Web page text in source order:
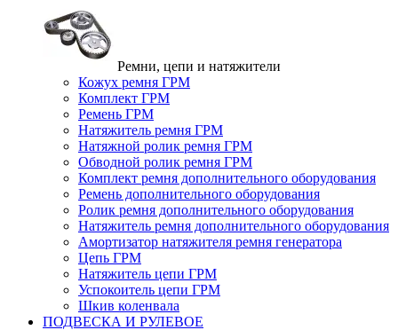
Ремни, цепи и натяжители
Кожух ремня ГРМ
Комплект ГРМ
Ремень ГРМ
Натяжитель ремня ГРМ
Натяжной ролик ремня ГРМ
Обводной ролик ремня ГРМ
Комплект ремня дополнительного оборудования
Ремень дополнительного оборудования
Ролик ремня дополнительного оборудования
Натяжитель ремня дополнительного оборудования
Амортизатор натяжителя ремня генератора
Цепь ГРМ
Натяжитель цепи ГРМ
Успокоитель цепи ГРМ
Шкив коленвала
ПОДВЕСКА И РУЛЕВОЕ